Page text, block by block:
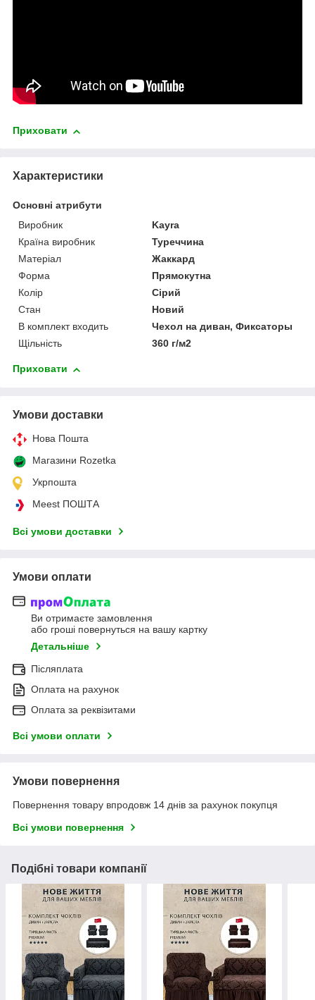
Приховати
Характеристики
Основні атрибути
Виробник
Kayra
Країна виробник
Туреччина
Матеріал
Жаккард
Форма
Прямокутна
Колір
Сірий
Стан
Новий
В комплект входить
Чехол на диван, Фиксаторы
Щільність
360 г/м2
Приховати
Умови доставки
Нова Пошта
Магазини Rozetka
Укрпошта
Meest ПОШТА
Всі умови доставки
Умови оплати
Ви отримаєте замовлення
або гроші повернуться на вашу картку
Детальніше
Післяплата
Оплата на рахунок
Оплата за реквізитами
Всі умови оплати
Умови повернення
Повернення товару впродовж 14 днів за рахунок покупця
Всі умови повернення
Подібні товари компанії